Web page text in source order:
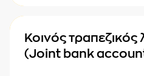
Κοινός
(Joint bank